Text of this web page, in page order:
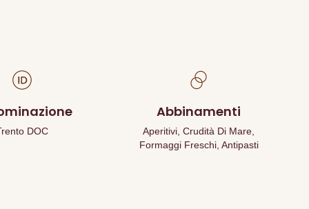
DOC
Abbinamenti
Aperitivi, Crudità Di Mare,
Formaggi Freschi, Antipasti